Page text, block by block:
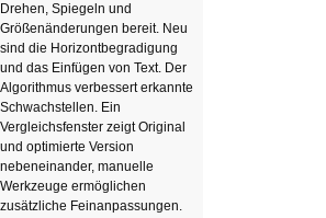
Drehen, Spiegeln und
Größenänderungen bereit. Neu
sind die Horizontbegradigung
und das Einfügen von Text. Der
Algorithmus verbessert erkannte
Schwachstellen. Ein
Vergleichsfenster zeigt Original
und optimierte Version
nebeneinander, manuelle
Werkzeuge ermöglichen
zusätzliche Feinanpassungen.